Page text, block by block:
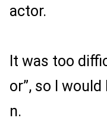
actor.
It was too
or”, so I
n.